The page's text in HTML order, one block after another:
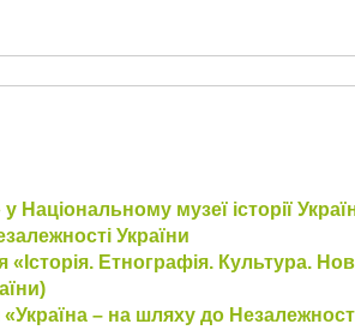
Національному музеї історії
України
Етнографія. Культура.
– на шляху до